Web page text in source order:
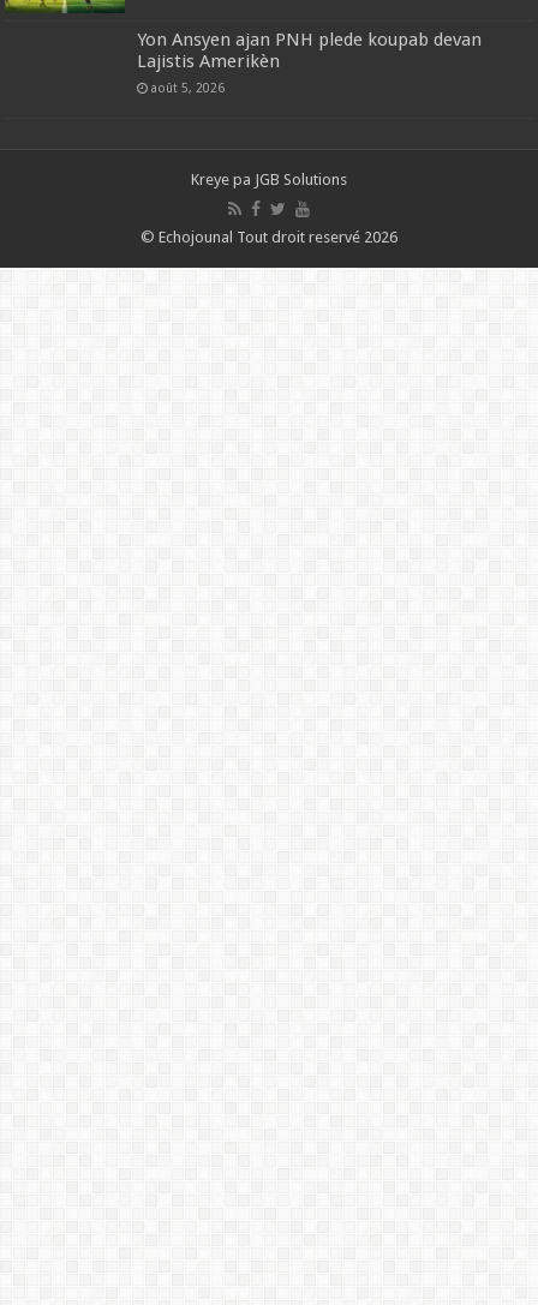
Yon Ansyen ajan PNH plede koupab devan
Lajistis Amerikèn
août 5, 2026
Kreye pa JGB Solutions
© Echojounal Tout droit reservé 2026